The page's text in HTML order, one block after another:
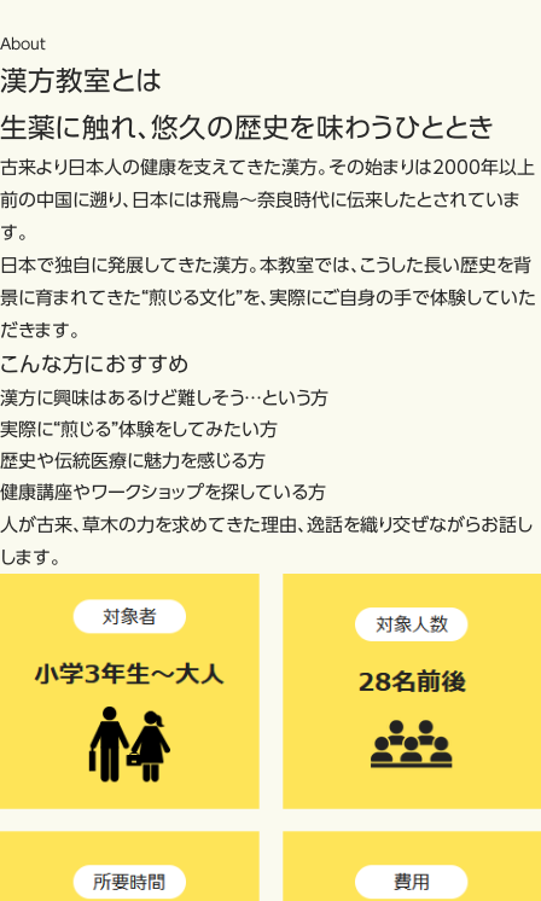
About
漢方教室とは
生薬に触れ、悠久の歴史を味わうひととき
古来より日本人の健康を支えてきた漢方。その始まりは2000年以上
前の中国に遡り、日本には飛鳥～奈良時代に伝来したとされていま
す。
日本で独自に発展してきた漢方。本教室では、こうした長い歴史を背
景に育まれてきた“煎じる文化”を、実際にご自身の手で体験していた
だきます。
こんな方におすすめ
漢方に興味はあるけど難しそう…という方
実際に“煎じる”体験をしてみたい方
歴史や伝統医療に魅力を感じる方
健康講座やワークショップを探している方
人が古来、草木の力を求めてきた理由、逸話を織り交ぜながらお話し
します。